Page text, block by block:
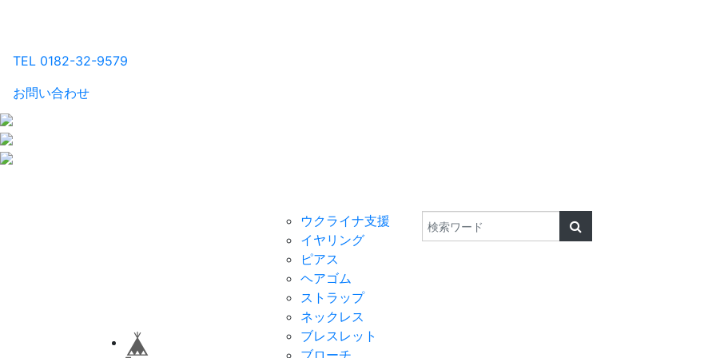
TEL 0182-32-9579
お問い合わせ
ウクライナ支援
イヤリング
ピアス
ヘアゴム
ストラップ
ネックレス
ブレスレット
ブローチ